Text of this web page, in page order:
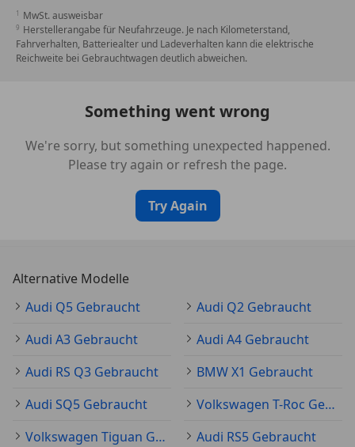
MwSt. ausweisbar
Herstellerangabe für Neufahrzeuge. Je nach Kilometerstand,
Fahrverhalten, Batteriealter und Ladeverhalten kann die elektrische
Reichweite bei Gebrauchtwagen deutlich abweichen.
Something went wrong
We're sorry, but something unexpected happened.
Please try again or refresh the page.
Try Again
Alternative Modelle
Audi Q5 Gebraucht
Audi Q2 Gebraucht
Audi A3 Gebraucht
Audi A4 Gebraucht
Audi RS Q3 Gebraucht
BMW X1 Gebraucht
Audi SQ5 Gebraucht
Volkswagen T-Roc Gebraucht
Volkswagen Tiguan Gebraucht
Audi RS5 Gebraucht